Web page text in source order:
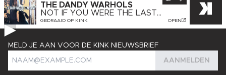
THE DANDY WARHOLS
NOT IF YOU WERE THE LAST
JUNKIE ON EARTH
GEDRAAID OP KINK OPEN
MELD JE AAN VOOR DE KINK NIEUWSBRIEF
AANMELDEN